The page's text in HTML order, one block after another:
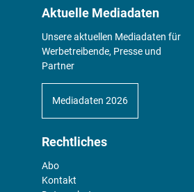
Aktuelle Mediadaten
Unsere aktuellen Mediadaten für
Werbetreibende, Presse und
Partner
Mediadaten 2026
Rechtliches
Abo
Kontakt